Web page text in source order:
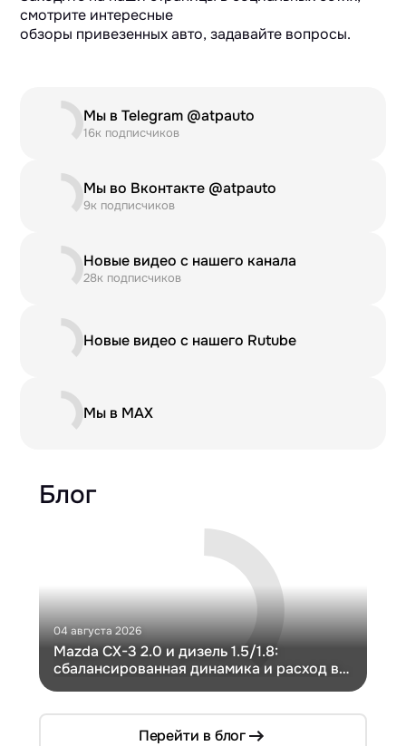
смотрите интересные
обзоры привезенных авто, задавайте вопросы.
Мы в Telegram @atpauto
16к подписчиков
Мы во Вконтакте @atpauto
9к подписчиков
Новые видео с нашего канала
28к подписчиков
Новые видео с нашего Rutube
Мы в MAX
Блог
04 августа 2026
Mazda CX-3 2.0 и дизель 1.5/1.8:
сбалансированная динамика и расход в
Перейти в блог